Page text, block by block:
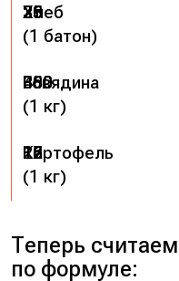
Хлеб
(1 батон)
26
28
35
25
Говядина
(1 кг)
360
350
330
400
Картофель
(1 кг)
16
15
22
17
Теперь
по формуле: